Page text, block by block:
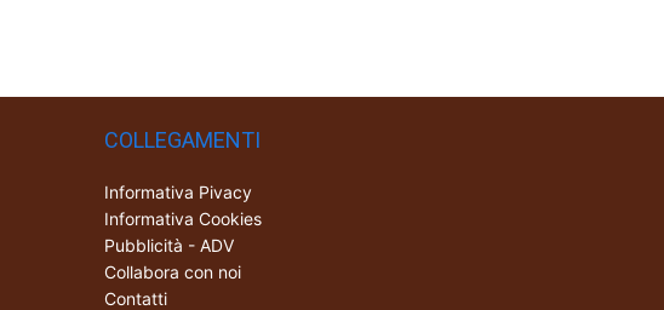
COLLEGAMENTI
Informativa Pivacy
Informativa Cookies
Pubblicità - ADV
Collabora con noi
Contatti